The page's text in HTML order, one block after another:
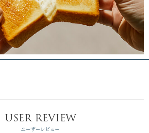
USER REVIEW
ユーザーレビュー